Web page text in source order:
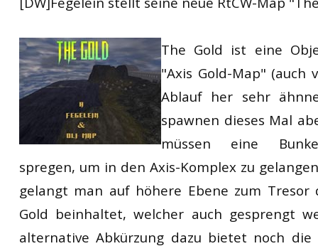
DB Misc
DB Movies
ET:QW Scene
DB Scene
Game News
Game Movies
PC Hard + Software
RtCW Feintuning
The Gold ist eine
"Axis Gold-Map" (auch
Ablauf her sehr
spawnen dieses Mal
müssen eine
spregen, um in den Axis-Komplex zu
gelangt man auf höhere Ebene zum Tresor
Gold beinhaltet, welcher auch gesprengt
alternative Abkürzung dazu bietet noch die